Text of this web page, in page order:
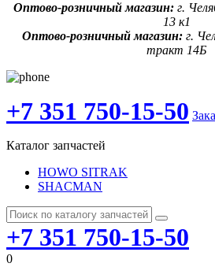
Оптово-розничный магазин: г.
13 к1
Оптово-розничный магазин:г.
тракт 14Б
+7 351 750-15-50
Каталог запчастей
HOWO SITRAK
SHACMAN
+7 351 750-15-50
0